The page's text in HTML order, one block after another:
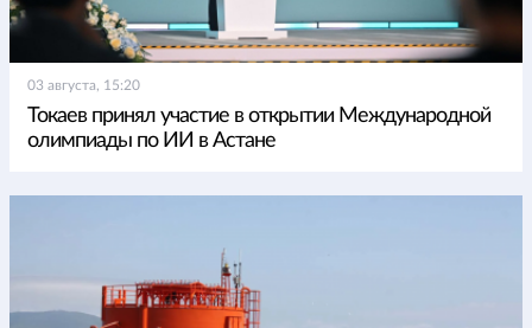
03 августа, 15:20
Токаев принял участие в открытии Международной
олимпиады по ИИ в Астане